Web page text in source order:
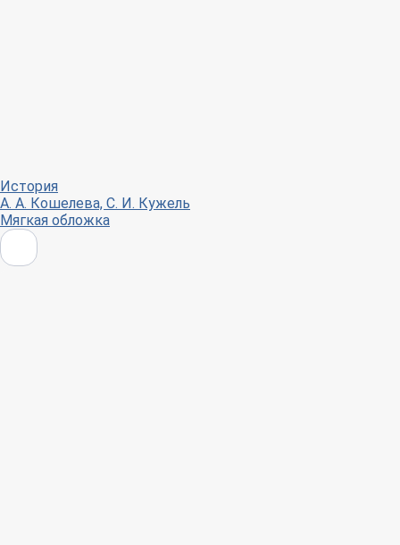
История
А. А. Кошелева, С. И. Кужель
Мягкая обложка